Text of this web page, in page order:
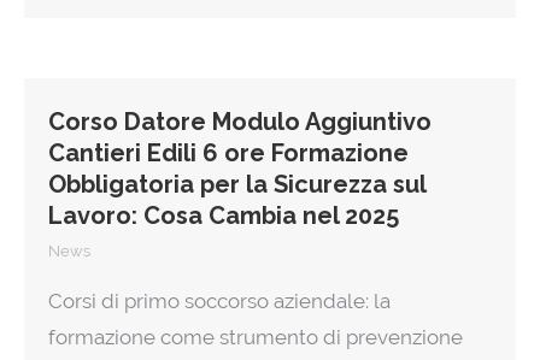
Corso Datore Modulo Aggiuntivo
Cantieri Edili 6 ore Formazione
Obbligatoria per la Sicurezza sul
Lavoro: Cosa Cambia nel 2025
News
Corsi di primo soccorso aziendale: la
formazione come strumento di prevenzione